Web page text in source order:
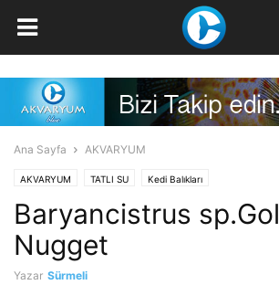
Ana Sayfa AKVARYUM
AKVARYUM TATLI SU Kedi Balıkları
Baryancistrus
Nugget
Yazar Sürmeli